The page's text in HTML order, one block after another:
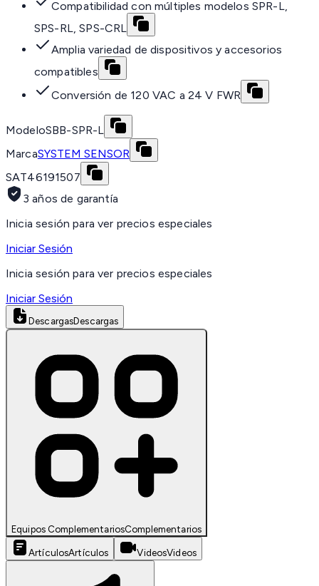
Compatibilidad con múltiples modelos SPR-L,
SPS-RL, SPS-CRL
Amplia variedad de dispositivos y accesorios
compatibles
Conversión de 120 VAC a 24 V FWR
ModeloSBB-SPR-L
MarcaSYSTEM SENSOR
SAT46191507
3 años de garantía
Inicia sesión para ver precios especiales
Iniciar Sesión
Inicia sesión para ver precios especiales
Iniciar Sesión
DescargasDescargas
Equipos ComplementariosComplementarios
ArtículosArtículos VideosVideos